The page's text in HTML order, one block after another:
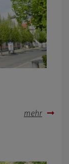
mehr